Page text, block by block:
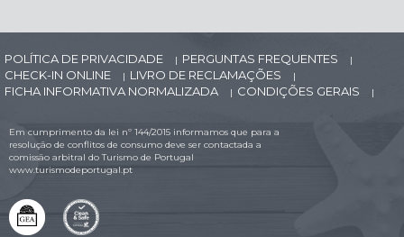
POLÍTICA DE PRIVACIDADE | PERGUNTAS FREQUENTES |
CHECK-IN ONLINE | LIVRO DE RECLAMAÇÕES |
FICHA INFORMATIVA NORMALIZADA | CONDIÇÕES GERAIS |
Em cumprimento da lei nº 144/2015 informamos que para a
resolução de conflitos de consumo deve ser contactada a
comissão arbitral do Turismo de Portugal
www.turismodeportugal.pt